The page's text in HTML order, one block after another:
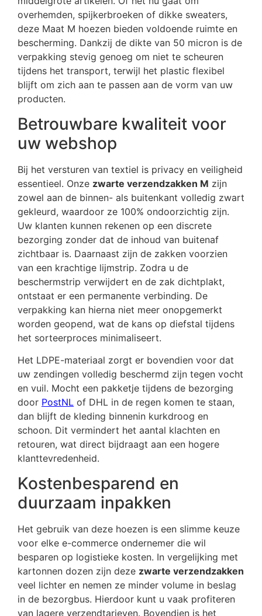
overhemden, spijkerbroeken of dikke sweaters,
deze Maat M hoezen bieden voldoende ruimte en
bescherming. Dankzij de dikte van 50 micron is de
verpakking stevig genoeg om niet te scheuren
tijdens het transport, terwijl het plastic flexibel
blijft om zich aan te passen aan de vorm van uw
producten.
Betrouwbare kwaliteit voor
uw webshop
Bij het versturen van textiel is privacy en veiligheid
essentieel. Onze zwarte verzendzakken M zijn
zowel aan de binnen- als buitenkant volledig zwart
gekleurd, waardoor ze 100% ondoorzichtig zijn.
Uw klanten kunnen rekenen op een discrete
bezorging zonder dat de inhoud van buitenaf
zichtbaar is. Daarnaast zijn de zakken voorzien
van een krachtige lijmstrip. Zodra u de
beschermstrip verwijdert en de zak dichtplakt,
ontstaat er een permanente verbinding. De
verpakking kan hierna niet meer onopgemerkt
worden geopend, wat de kans op diefstal tijdens
het sorteerproces minimaliseert.
Het LDPE-materiaal zorgt er bovendien voor dat
uw zendingen volledig beschermd zijn tegen vocht
en vuil. Mocht een pakketje tijdens de bezorging
door PostNL of DHL in de regen komen te staan,
dan blijft de kleding binnenin kurkdroog en
schoon. Dit vermindert het aantal klachten en
retouren, wat direct bijdraagt aan een hogere
klanttevredenheid.
Kostenbesparend en
duurzaam inpakken
Het gebruik van deze hoezen is een slimme keuze
voor elke e-commerce ondernemer die wil
besparen op logistieke kosten. In vergelijking met
kartonnen dozen zijn deze zwarte verzendzakken
veel lichter en nemen ze minder volume in beslag
in de bezorgbus. Hierdoor kunt u vaak profiteren
van lagere verzendtarieven. Bovendien is het